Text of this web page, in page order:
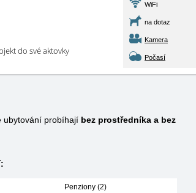
do své aktovky
WiFi
na dotaz
Kamera
Počasí
ubytování probíhají bez prostředníka a bez
Penziony (2)